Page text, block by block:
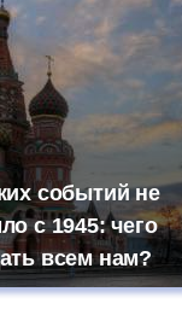
событий не
с 1945: чего
всем нам?